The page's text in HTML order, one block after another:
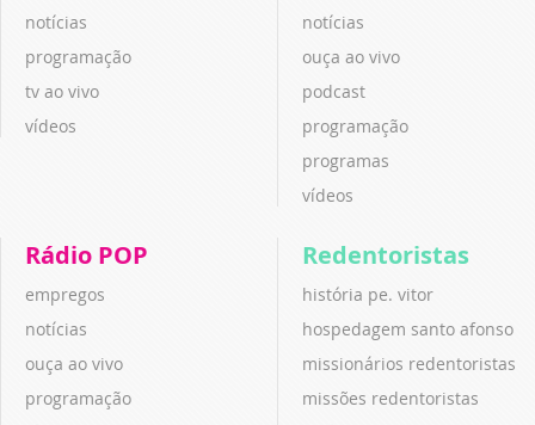
notícias
programação
tv ao vivo
vídeos
notícias
ouça ao vivo
podcast
programação
programas
vídeos
Rádio POP
empregos
notícias
ouça ao vivo
programação
Redentoristas
história pe. vitor
hospedagem santo afonso
missionários redentoristas
missões redentoristas